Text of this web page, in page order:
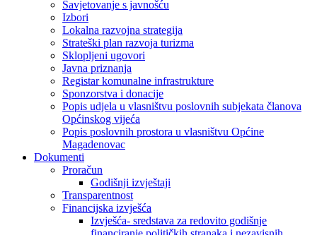
Savjetovanje s javnošću
Izbori
Lokalna razvojna strategija
Strateški plan razvoja turizma
Sklopljeni ugovori
Javna priznanja
Registar komunalne infrastrukture
Sponzorstva i donacije
Popis udjela u vlasništvu poslovnih subjekata članova
Općinskog vijeća
Popis poslovnih prostora u vlasništvu Općine
Magadenovac
Dokumenti
Proračun
Godišnji izvještaji
Transparentnost
Financijska izvješća
Izvješća- sredstava za redovito godišnje